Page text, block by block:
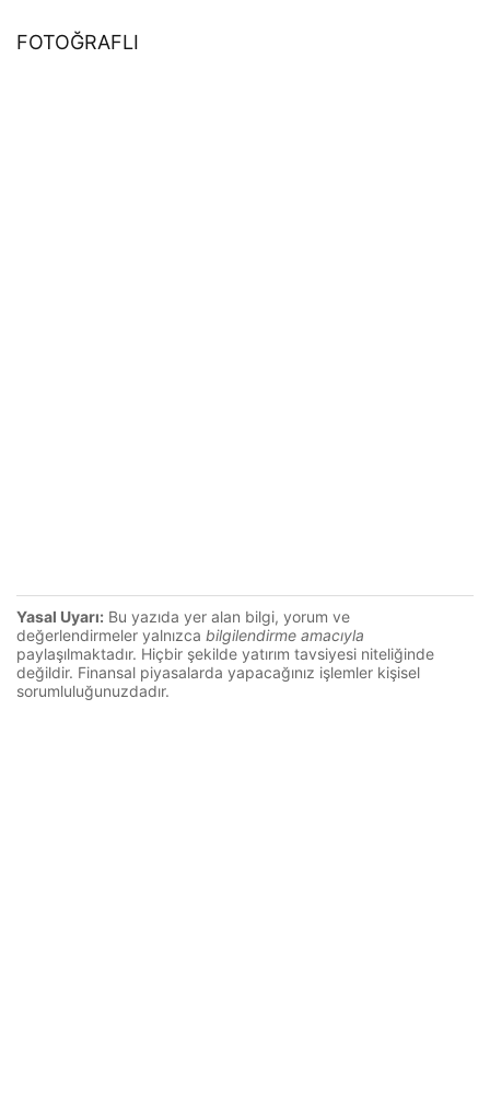
FOTOĞRAFLI
Yasal Uyarı: Bu yazıda yer alan bilgi, yorum ve
değerlendirmeler yalnızca bilgilendirme amacıyla
paylaşılmaktadır. Hiçbir şekilde yatırım tavsiyesi niteliğinde
değildir. Finansal piyasalarda yapacağınız işlemler kişisel
sorumluluğunuzdadır.